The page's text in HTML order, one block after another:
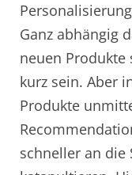
Ganz abhängig
neuen Produkte
kurz sein. Aber
Produkte
schneller an die